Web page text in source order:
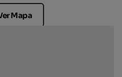
Mapa